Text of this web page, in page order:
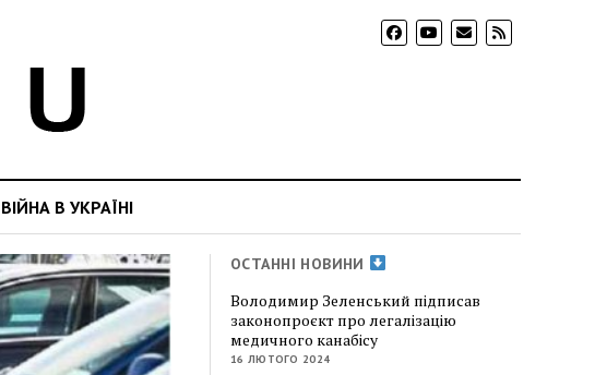
ВІЙНА В УКРАЇНІ
ОСТАННІ НОВИНИ
Володимир Зеленський підписав
законопроєкт про легалізацію
медичного канабісу
16 ЛЮТОГО 2024